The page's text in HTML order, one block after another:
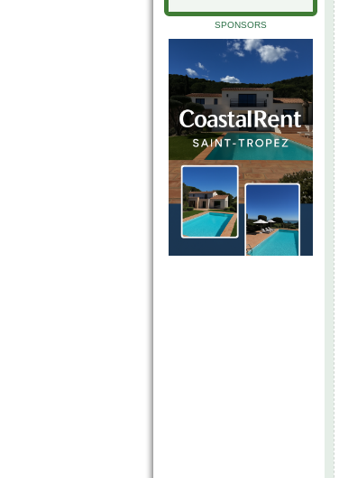
SPONSORS